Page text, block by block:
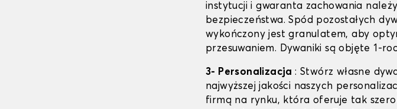
instytucji i gwaranta zachowania
bezpieczeństwa. Spód pozostałych
wykończony jest granulatem, aby
przesuwaniem. Dywaniki są objęte 1-
3- Personalizacja: Stwórz własne
najwyższej jakości naszych
firmą na rynku, która oferuje tak